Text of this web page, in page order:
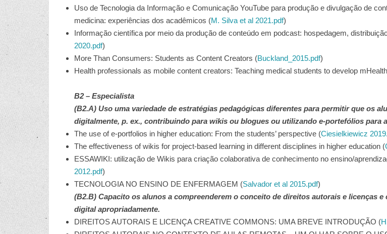
Uso de Tecnologia da Informação e Comunicação YouTube para produção e divulgação de
medicina: experiências dos acadêmicos (M. Silva et al 2021.pdf)
Informação científica por meio da produção de conteúdo em podcast: hospedagem,
2020.pdf)
More Than Consumers: Students as Content Creators (Buckland_2015.pdf)
Health professionals as mobile content creators: Teaching medical students to develop
B2 – Especialista
(B2.A) Uso uma variedade de estratégias pedagógicas diferentes para permitir que os
digitalmente, p. ex., contribuindo para wikis ou blogues ou utilizando e-portefólios para
The use of e-portfolios in higher education: From the students’ perspective (Ciesielkiewicz
The effectiveness of wikis for project-based learning in different disciplines in higher education (
ESSAWIKI: utilização de Wikis para criação colaborativa de conhecimento no ensino/
2012.pdf)
TECNOLOGIA NO ENSINO DE ENFERMAGEM (Salvador et al 2015.pdf)
(B2.B) Capacito os alunos a compreenderem o conceito de direitos autorais e licenças
digital apropriadamente.
DIREITOS AUTORAIS E LICENÇA CREATIVE COMMONS: UMA BREVE INTRODUÇÃO (